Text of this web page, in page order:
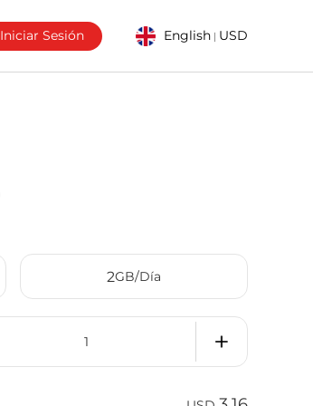
Iniciar Sesión English | USD
2GB/Día